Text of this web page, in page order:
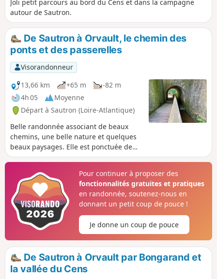
Joli petit parcours au bord du Cens et dans la campagne
autour de Sautron.
De Sautron à Orvault, le chemin des
ponts et des passerelles
Visorandonneur
13,66 km
+65 m
-82 m
4h 05
Moyenne
Départ à Sautron (Loire-Atlantique)
Belle randonnée associant de beaux
chemins, une belle nature et quelques
beaux paysages. Elle est ponctuée de
passages sur des ponts ou des
de petits cours d’eau. Pour continuer à proposer des
fonctionnalités gratuites et pratiques
en randonnée, soutenez-nous en
donnant un petit coup de pouce !
Je donne un coup de pouce
De Sautron à Orvault par Bongarand et
la vallée du Cens